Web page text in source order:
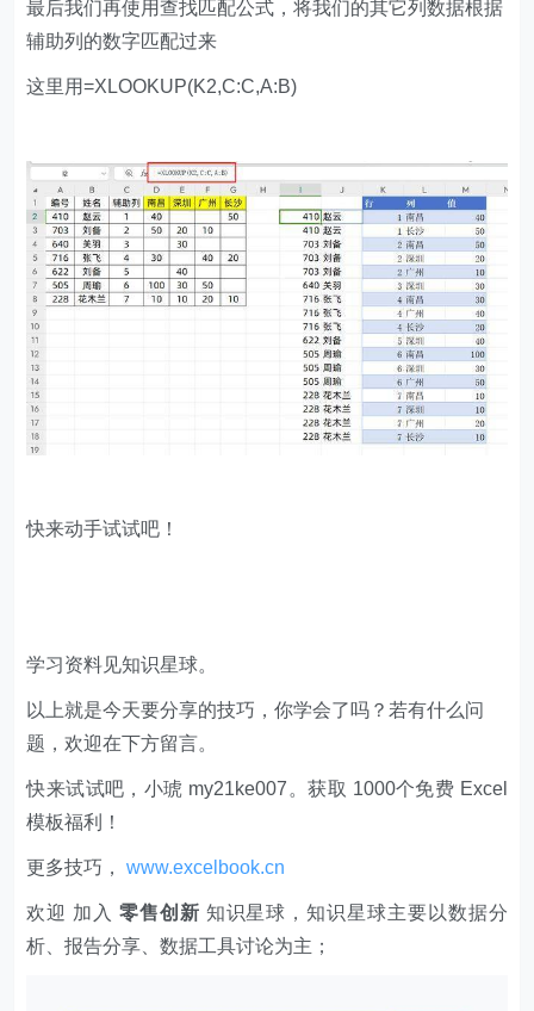
最后我们再使用查找匹配公式，将我们的其它列数据根据
辅助列的数字匹配过来
这里用=XLOOKUP(K2,C:C,A:B)
快来动手试试吧！
学习资料见知识星球。
以上就是今天要分享的技巧，你学会了吗？若有什么问
题，欢迎在下方留言。
快来试试吧，小琥 my21ke007。获取 1000个免费 Excel
模板福利​​​​！
更多技巧，www.excelbook.cn
欢迎 加入 零售创新 知识星球，知识星球主要以数据分
析、报告分享、数据工具讨论为主；